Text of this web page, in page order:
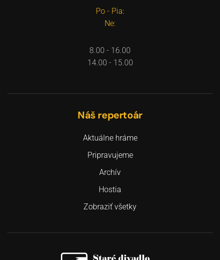
Po - Pia:
Ne:
8.00 - 16.00
14.00 - 15.00
Náš repertoár
Aktuálne hráme
Pripravujeme
Archív
Hostia
Zobraziť všetky